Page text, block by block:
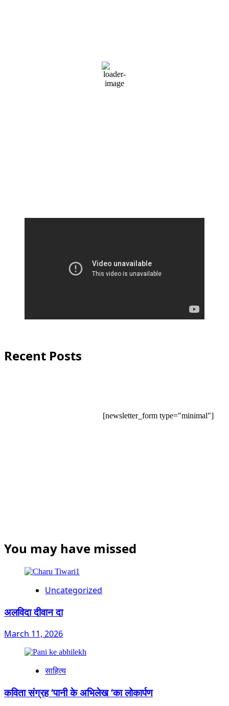
74 %
1001 mb
3 mph
Recent Posts
[newsletter_form type="minimal"]
You may have missed
Uncategorized
अलविदा दीवान दा
March 11, 2026
साहित्य
कविता संग्रह ‘पानी के अभिलेख ‘का लोकार्पण